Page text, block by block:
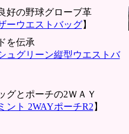
好の野球グローブ革
ーウエストバッグ】
を伝承
ュグリーン縦型ウエストバ
グとポーチの2ＷＡＹ
ント 2WAYポーチR2 】